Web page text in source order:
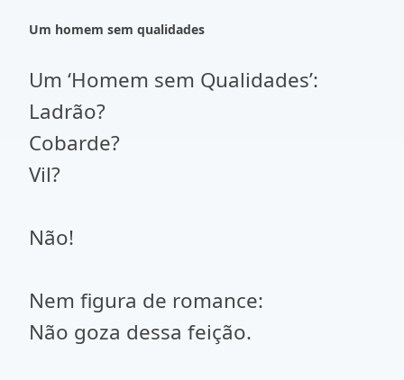
Um homem sem qualidades
Um ‘Homem sem Qualidades’:
Ladrão?
Cobarde?
Vil?
Não!
Nem figura de romance:
Não goza dessa feição.